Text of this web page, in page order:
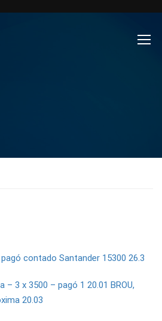
contado Santander 15300 26.3
– 3 x 3500 – pagó 1 20.01 BROU,
20.03